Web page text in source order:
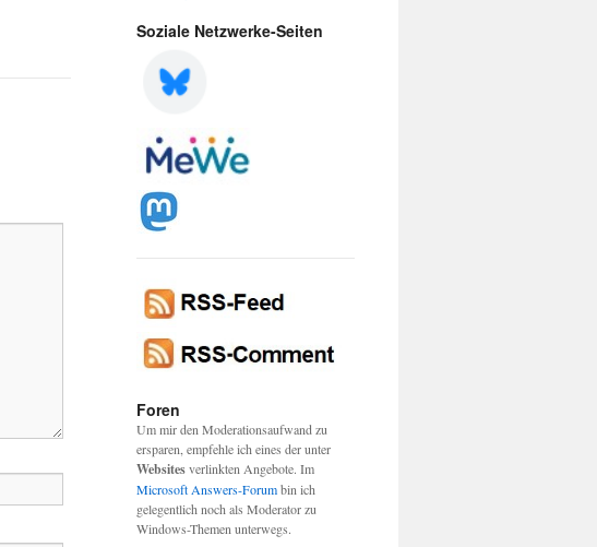
Soziale Netzwerke-Seiten
Foren
Um mir den Moderationsaufwand zu
ersparen, empfehle ich eines der unter
Websitesverlinkten Angebote. Im
Microsoft Answers-Forumbin ich
gelegentlich noch als Moderator zu
Windows-Themen unterwegs.